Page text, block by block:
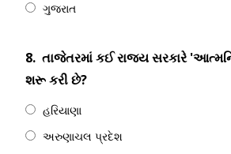
ગુજરાત
8. તાજેતરમાં કઈ રાજ્ય સરકારે
શરૂ કરી છે?
હરિયાણા
અરુણાચલ પ્રદેશ